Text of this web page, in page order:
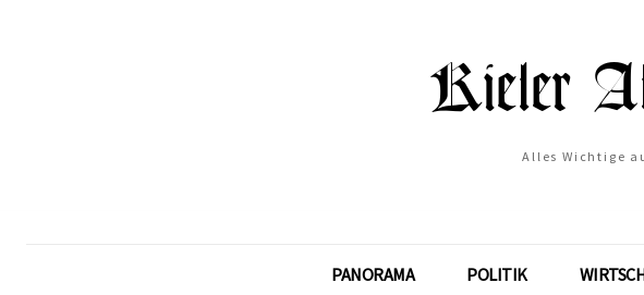
Alles Wichtige
PANORAMA POLITIK